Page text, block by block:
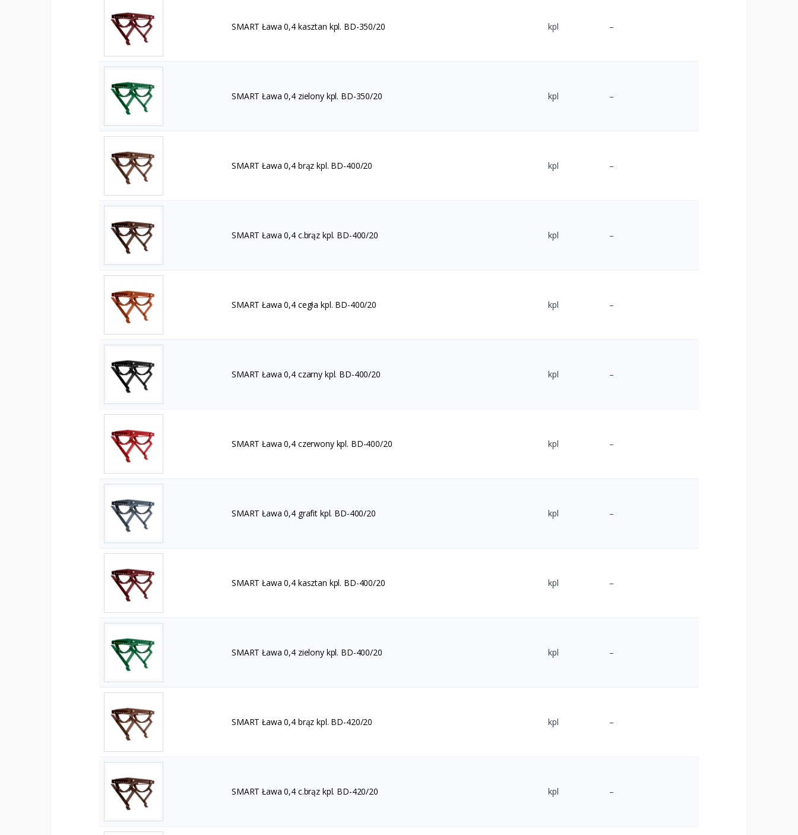
SMART Ława 0,4 kasztan kpl. BD-350/20 kpl –
SMART Ława 0,4 zielony kpl. BD-350/20 kpl –
SMART Ława 0,4 brąz kpl. BD-400/20 kpl –
SMART Ława 0,4 c.brąz kpl. BD-400/20 kpl –
SMART Ława 0,4 cegła kpl. BD-400/20 kpl –
SMART Ława 0,4 czarny kpl. BD-400/20 kpl –
SMART Ława 0,4 czerwony kpl. BD-400/20 kpl –
SMART Ława 0,4 grafit kpl. BD-400/20 kpl –
SMART Ława 0,4 kasztan kpl. BD-400/20 kpl –
SMART Ława 0,4 zielony kpl. BD-400/20 kpl –
SMART Ława 0,4 brąz kpl. BD-420/20 kpl –
SMART Ława 0,4 c.brąz kpl. BD-420/20 kpl –